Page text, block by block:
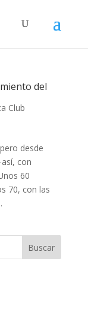
del
Club
desde
con
60
70, con las
Buscar